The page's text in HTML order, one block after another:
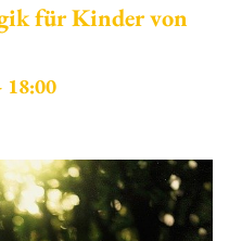
für Kinder von
18:00